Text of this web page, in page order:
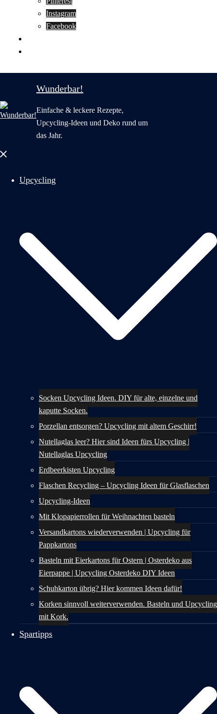
Instagram
Facebook
Wunderbar!
Einfache & leckere Rezepte,
Upcycling-Ideen und Deko rund um
das Jahr.
Menü
Upcycling
Socken Upcycling Ideen. DIY für alte, einzelne und
kaputte Socken.
Porzellan entsorgen? Upcycling mit altem Geschirr!
Nutellaglas leer? Hier sind Ideen fürs Upcycling |
Nutellaglas Upcycling
Erdbeerkisten Upcycling
Flaschen Recycling – Upcycling Ideen für Glasflaschen
Upcycling-Ideen
Mit Klopapierrollen für Weihnachten basteln
Versandkartons wiederverwenden | Upcycling für
Pappkartons
Basteln mit Eierkartons für Ostern | Osterdeko aus
Eierpappe | Upcycling Osterdeko DIY Ideen
Schuhkarton übrig? Hier kommen Ideen dafür!
Korken sinnvoll weiterverwenden. Basteln und Upcycling
mit Kork.
Spartipps